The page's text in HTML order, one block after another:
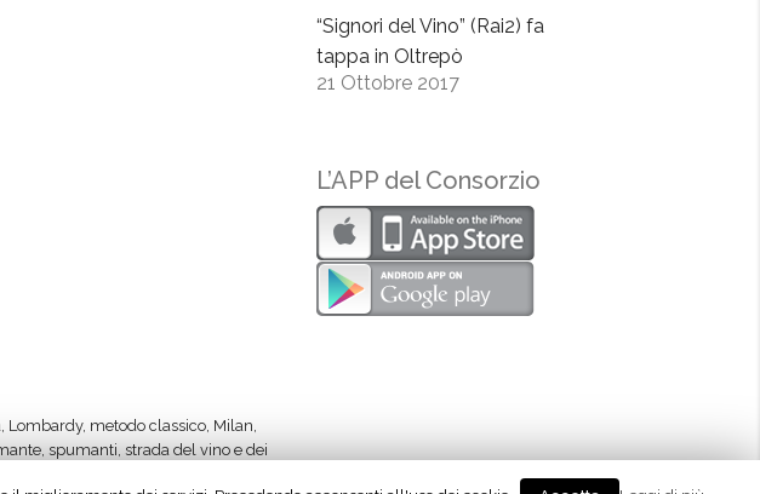
, Lombardy, metodo classico, Milan,
, spumanti, strada del vino e dei
“Signori del Vino” (Rai2) fa
tappa in Oltrepò
21 Ottobre 2017
L’APP del Consorzio